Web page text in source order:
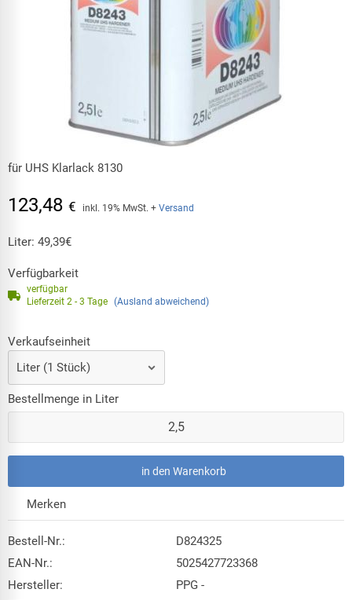
für UHS Klarlack 8130
123,48 € inkl. 19% MwSt. + Versand
Liter: 49,39€
Verfügbarkeit
verfügbar
Lieferzeit 2 - 3 Tage (Ausland abweichend)
Bestellmenge in Liter
Verkaufseinheit
Bestell-Nr.:
D824325
EAN-Nr.:
5025427723368
Hersteller:
PPG -